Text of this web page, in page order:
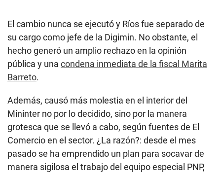
El cambio nunca se ejecutó y Ríos fue separado de
su cargo como jefe de la Digimin. No obstante, el
hecho generó un amplio rechazo en la opinión
pública y una condena inmediata de la fiscal Marita
Barreto.
Además, causó más molestia en el interior del
Mininter no por lo decidido, sino por la manera
grotesca que se llevó a cabo, según fuentes de El
Comercio en el sector. ¿La razón?: desde el mes
pasado se ha emprendido un plan para socavar de
manera sigilosa el trabajo del equipo especial PNP,